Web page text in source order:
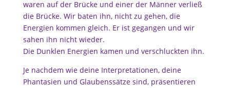
waren auf der Brücke und einer der Männer verließ
die Brücke. Wir baten ihn, nicht zu gehen, die
Energien kommen gleich. Er ist gegangen und wir
sahen ihn nicht wieder.
Die Dunklen Energien kamen und verschluckten ihn.
Je nachdem wie deine Interpretationen, deine
Phantasien und Glaubenssätze sind, präsentieren